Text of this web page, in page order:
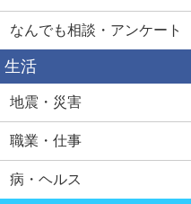
なんでも相談・アンケート
生活
地震・災害
職業・仕事
病・ヘルス